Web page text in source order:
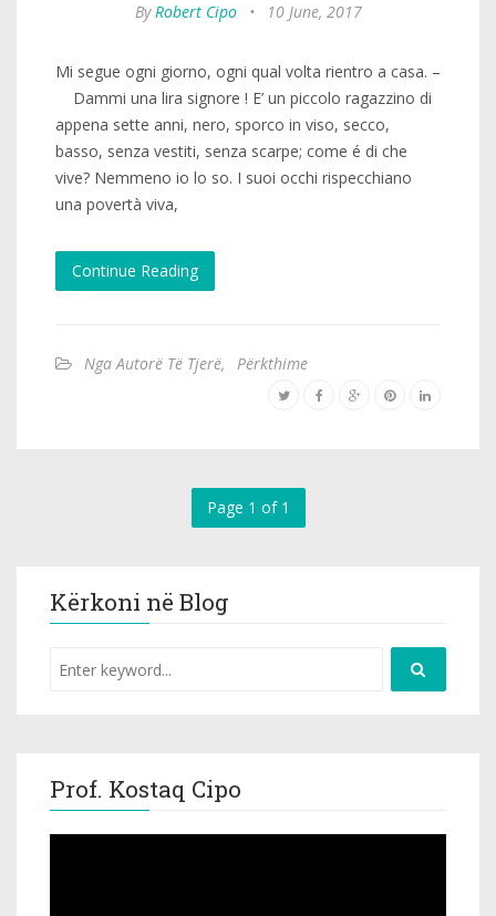
ByRobert Cipo • 10 June, 2017
Mi segue ogni giorno, ogni qual volta rientro a casa. –
Dammi una lira signore ! E’ un piccolo ragazzino di
appena sette anni, nero, sporco in viso, secco,
basso, senza vestiti, senza scarpe; come é di che
vive? Nemmeno io lo so. I suoi occhi rispecchiano
una povertà viva,
Continue Reading
Nga Autorë Të Tjerë, Përkthime
Page 1 of 1
Kërkoni në Blog
Prof. Kostaq Cipo